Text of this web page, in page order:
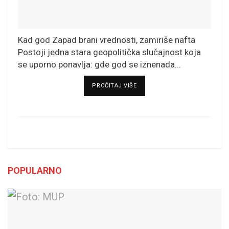
Kad god Zapad brani vrednosti, zamiriše nafta
Postoji jedna stara geopolitička slučajnost koja
se uporno ponavlja: gde god se iznenada...
PROČITAJ VIŠEDETAILS
POPULARNO